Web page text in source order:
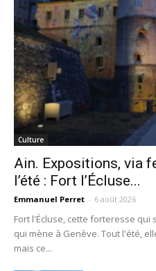
Culture
Ain. Expositions, via
l’été : Fort l’Écluse...
Emmanuel Perret - 6 août 2026
Fort l'Écluse, cette forteresse
qui mène à Genève. Tout l'été,
mais ce...